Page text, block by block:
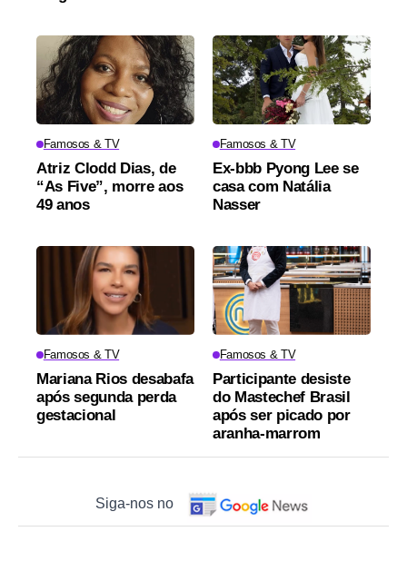
Famosos & TV
Atriz Clodd Dias, de
“As Five”, morre aos
49 anos
Famosos & TV
Ex-bbb Pyong Lee se
casa com Natália
Nasser
Famosos & TV
Mariana Rios desabafa
após segunda perda
gestacional
Famosos & TV
Participante desiste
do Mastechef Brasil
após ser picado por
aranha-marrom
Siga-nos no